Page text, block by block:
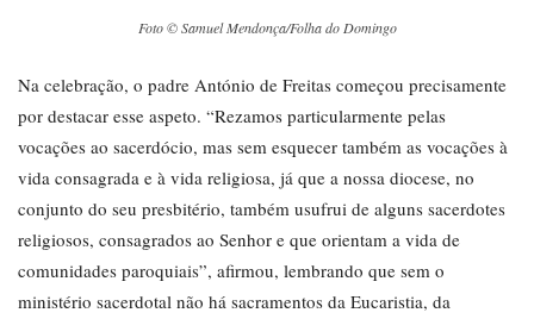
Foto © Samuel Mendonça/Folha do Domingo
Na celebração, o padre António de Freitas começou precisamente
por destacar esse aspeto. “Rezamos particularmente pelas
vocações ao sacerdócio, mas sem esquecer também as vocações à
vida consagrada e à vida religiosa, já que a nossa diocese, no
conjunto do seu presbitério, também usufrui de alguns sacerdotes
religiosos, consagrados ao Senhor e que orientam a vida de
comunidades paroquiais”, afirmou, lembrando que sem o
ministério sacerdotal não há sacramentos da Eucaristia, da